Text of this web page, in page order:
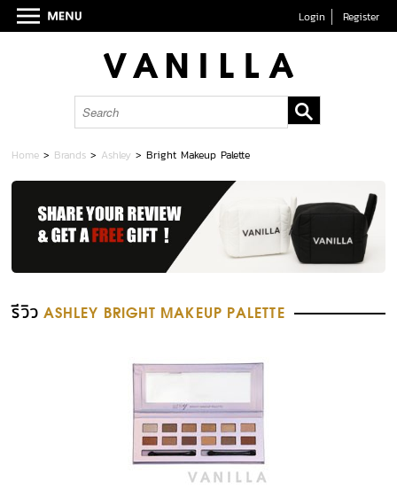
Login Register
Home > Brands > Ashley >Bright Makeup Palette
รีวิว ASHLEY BRIGHT MAKEUP PALETTE